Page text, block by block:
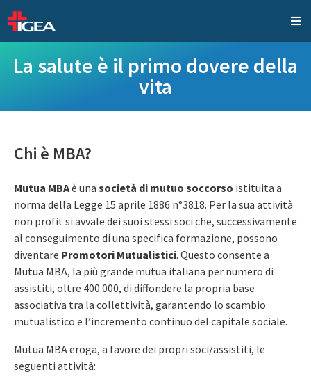
La salute è il primo dovere della
vita
Chi è MBA?
Mutua MBAè una società di mutuo soccorso istituita a
norma della Legge 15 aprile 1886 n°3818. Per la sua attività
non profit si avvale dei suoi stessi soci che, successivamente
al conseguimento di una specifica formazione, possono
diventare Promotori Mutualistici. Questo consente a
Mutua MBA, la più grande mutua italiana per numero di
assistiti, oltre 400.000, di diffondere la propria base
associativa tra la collettività, garantendo lo scambio
mutualistico e l’incremento continuo del capitale sociale.
Mutua MBA eroga, a favore dei propri soci/assistiti, le
seguenti attività: